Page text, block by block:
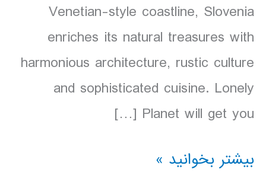
Venetian-style coastline, Slovenia
enriches its natural treasures with
harmonious architecture, rustic culture
and sophisticated cuisine. Lonely
Planet will get you […]
دانلود
بیشتر بخوانید »